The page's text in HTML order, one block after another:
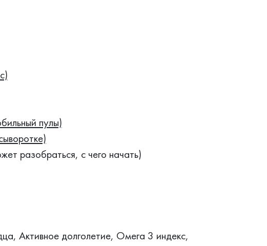
пулы)
разобраться, с чего начать)
Активное долголетие, Омега 3 индекс,